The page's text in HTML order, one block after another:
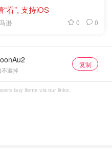
看”, 支持iOS
逊 0 0
漏掉
复制
buy items via our links.